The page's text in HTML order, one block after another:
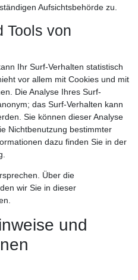
Aufsichtsbehörde zu.
Tools von
Ihr Surf-Verhalten statistisch
vor allem mit Cookies und mit
Die Analyse Ihres Surf-
das Surf-Verhalten kann
Sie können dieser Analyse
Nichtbenutzung bestimmter
dazu finden Sie in der
Über die
wir Sie in dieser
und